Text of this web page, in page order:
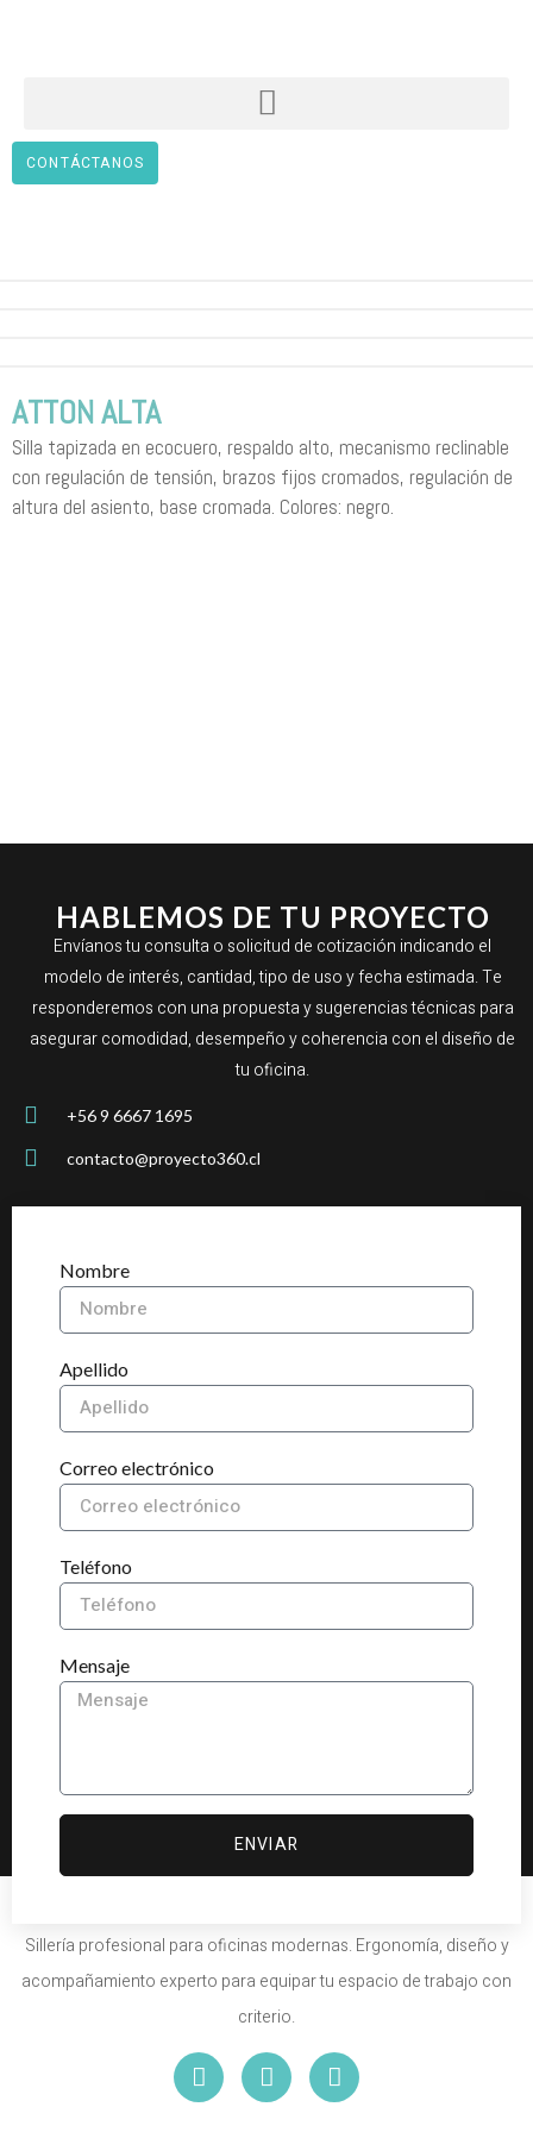
CONTÁCTANOS
ATTON ALTA
Silla tapizada en ecocuero, respaldo alto, mecanismo reclinable
con regulación de tensión, brazos fijos cromados, regulación de
altura del asiento, base cromada. Colores: negro.
HABLEMOS DE TU PROYECTO
Envíanos tu consulta o solicitud de cotización indicando el
modelo de interés, cantidad, tipo de uso y fecha estimada. Te
responderemos con una propuesta y sugerencias técnicas para
asegurar comodidad, desempeño y coherencia con el diseño de
tu oficina.
+56 9 6667 1695
contacto@proyecto360.cl
Nombre
Apellido
Correo electrónico
Teléfono
Mensaje
ENVIAR
Sillería profesional para oficinas modernas. Ergonomía, diseño y
acompañamiento experto para equipar tu espacio de trabajo con
criterio.